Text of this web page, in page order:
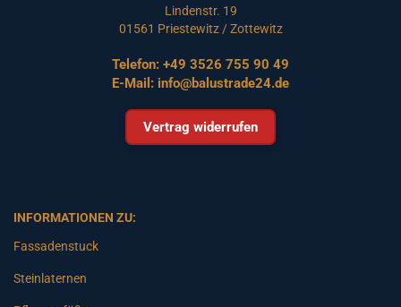
Lindenstr. 19
01561 Priestewitz / Zottewitz
Telefon: +49 3526 755 90 49
E-Mail: info@balustrade24.de
Vertrag widerrufen
INFORMATIONEN ZU:
Fassadenstuck
Steinlaternen